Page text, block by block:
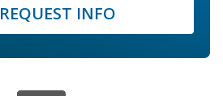
REQUEST INFO